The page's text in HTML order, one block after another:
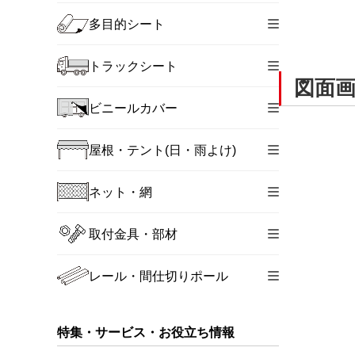
図面
多目的シート
トラックシート
ビニールカバー
屋根・テント(日・雨よけ)
ネット・網
取付金具・部材
レール・間仕切りポール
特集・サービス・お役立ち情報